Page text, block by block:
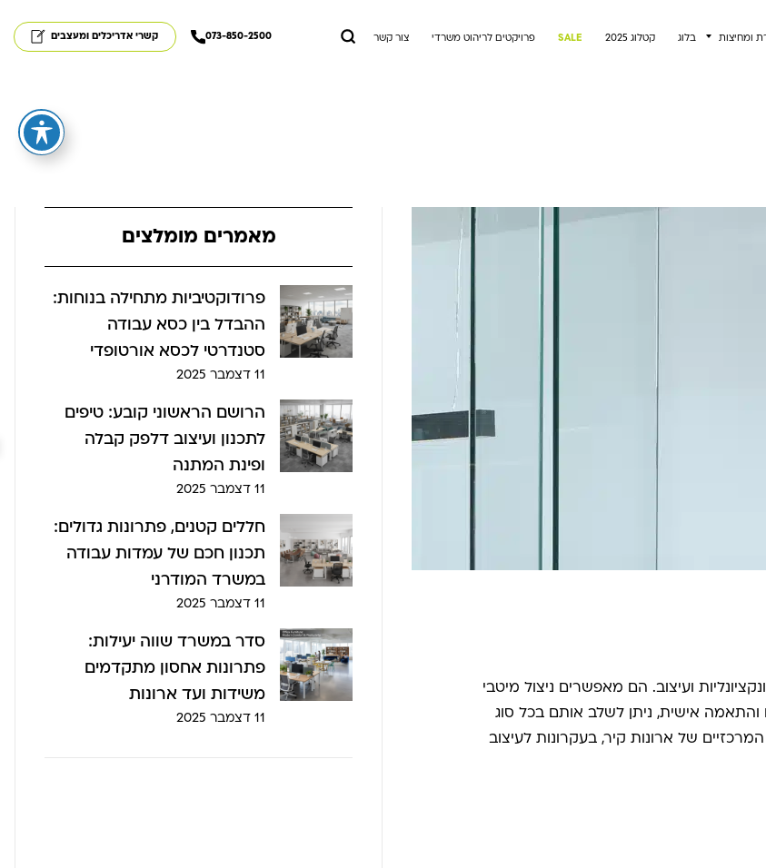
ומחיצות בלוג קטלוג 2025 SALE פרויקטים לריהוט משרדי צור קשר קשרי אדריכלים ומעצבים 073-850-2500
ועיצוב. הם מאפשרים ניצול מיטבי
אישית, ניתן לשלב אותם בכל סוג
של ארונות קיר, בעקרונות לעיצוב
מאמרים מומלצים
פרודוקטיביות מתחילה בנוחות:
ההבדל בין כסא עבודה
סטנדרטי לכסא אורטופדי
11 דצמבר 2025
הרושם הראשוני קובע: טיפים
לתכנון ועיצוב דלפק קבלה
ופינת המתנה
11 דצמבר 2025
חללים קטנים, פתרונות גדולים:
תכנון חכם של עמדות עבודה
במשרד המודרני
11 דצמבר 2025
סדר במשרד שווה יעילות:
פתרונות אחסון מתקדמים
משידות ועד ארונות
11 דצמבר 2025